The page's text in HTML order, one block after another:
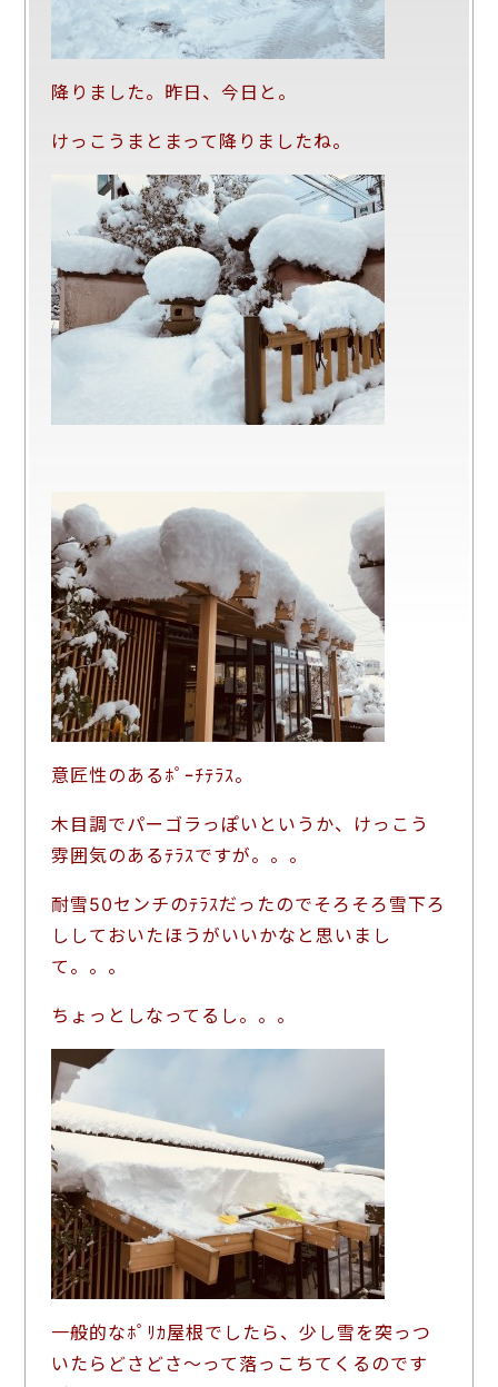
降りました。昨日、今日と。
けっこうまとまって降りましたね。
意匠性のあるﾎﾟｰﾁﾃﾗｽ。
木目調でパーゴラっぽいというか、けっこう
雰囲気のあるﾃﾗｽですが。。。
耐雪50センチのﾃﾗｽだったのでそろそろ雪下ろ
ししておいたほうがいいかなと思いまし
て。。。
ちょっとしなってるし。。。
一般的なﾎﾟﾘｶ屋根でしたら、少し雪を突っつ
いたらどさどさ～って落っこちてくるのです